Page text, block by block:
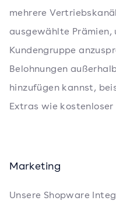
mehrere
ausgewählte Prämien,
Kundengruppe
Belohnungen
hinzufügen kannst,
Extras wie kostenloser
Marketing
Unsere Shopware